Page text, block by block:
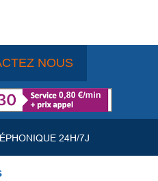
NOUS
24H/7J